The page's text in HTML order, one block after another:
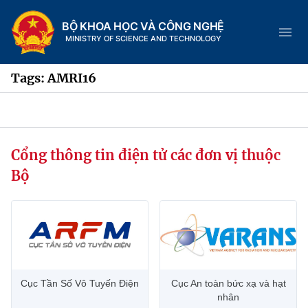
BỘ KHOA HỌC VÀ CÔNG NGHỆ
MINISTRY OF SCIENCE AND TECHNOLOGY
Trang chủ
Chức năng nhiệm vụ
Tin tức sự kiện
Hệ thống văn bản
Tags: AMRI16
Cổng thông tin điện tử các đơn vị thuộc
Bộ
Cục Tần Số Vô Tuyến Điện
Cục An toàn bức xạ và hạt
nhân